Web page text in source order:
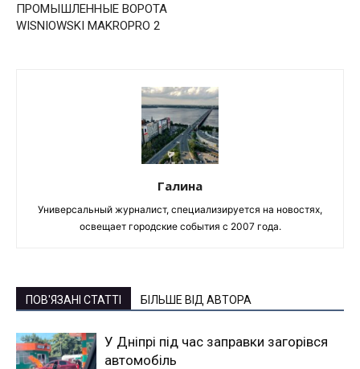
ПРОМЫШЛЕННЫЕ ВОРОТА
WISNIOWSKI MAKROPRO 2
Галина
Универсальный журналист, специализируется на новостях,
освещает городские события с 2007 года.
ПОВ'ЯЗАНІ СТАТТІ БІЛЬШЕ ВІД АВТОРА
У Дніпрі під час заправки загорівся
автомобіль